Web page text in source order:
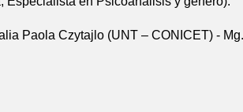
Paola Czytajlo (UNT – CONICET) - Mg.